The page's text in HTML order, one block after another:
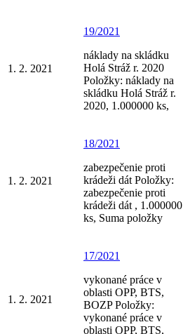
1. 2. 2021
19/2021
náklady na skládku
Holá Stráž r. 2020
Položky: náklady na
skládku Holá Stráž r.
2020, 1.000000 ks,
1. 2. 2021
18/2021
zabezpečenie proti
krádeži dát Položky:
zabezpečenie proti
krádeži dát , 1.000000
ks, Suma položky
1. 2. 2021
17/2021
vykonané práce v
oblasti OPP, BTS,
BOZP Položky:
vykonané práce v
oblasti OPP, BTS,